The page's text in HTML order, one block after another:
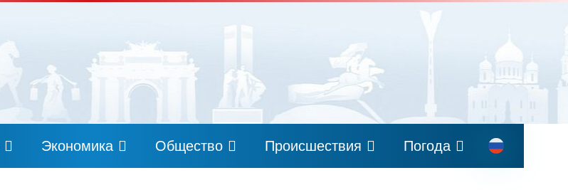
Экономика Общество Происшествия Погода